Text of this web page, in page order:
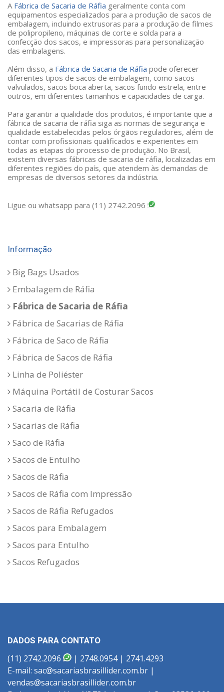
A Fábrica de Sacaria de Ráfia geralmente conta com
equipamentos especializados para a produção de sacos de
embalagem, incluindo extrusoras para a produção de filmes
de polipropileno, máquinas de corte e solda para a
confecção dos sacos, e impressoras para personalização
das embalagens.
Além disso, a Fábrica de Sacaria de Ráfia pode oferecer
diferentes tipos de sacos de embalagem, como sacos
valvulados, sacos boca aberta, sacos fundo estrela, entre
outros, em diferentes tamanhos e capacidades de carga.
Para garantir a qualidade dos produtos, é importante que a
fábrica de sacaria de ráfia siga as normas de segurança e
qualidade estabelecidas pelos órgãos reguladores, além de
contar com profissionais qualificados e experientes em
todas as etapas do processo de produção. No Brasil,
existem diversas fábricas de sacaria de ráfia, localizadas em
diferentes regiões do país, que atendem às demandas de
empresas de diversos setores da indústria.
Ligue ou whatsapp para (11) 2742.2096
Informação
Big Bags Usados
Embalagem de Ráfia
Fábrica de Sacaria de Ráfia
Fábrica de Sacarias de Ráfia
Fábrica de Saco de Ráfia
Fábrica de Sacos de Ráfia
Linha de Poliéster
Máquina Portátil de Costurar Sacos
Sacaria de Ráfia
Sacarias de Ráfia
Saco de Ráfia
Sacos de Entulho
Sacos de Ráfia
Sacos de Ráfia com Impressão
Sacos de Ráfia Refugados
Sacos para Embalagem
Sacos para Entulho
Sacos Refugados
DADOS PARA CONTATO
(11) 2742.2096
| 2748.0954 | 2741.4293
E-mail: sac@sacariasbrasillider.com.br |
vendas@sacariasbrasillider.com.br